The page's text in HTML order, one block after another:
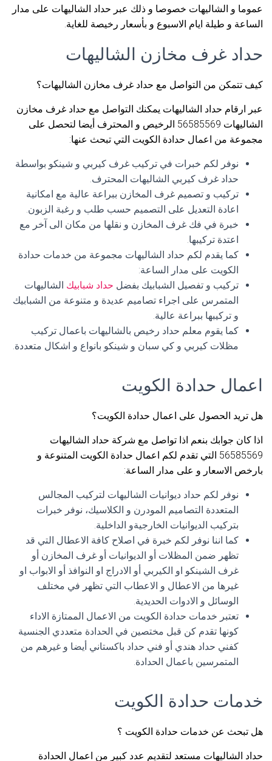
عموما و الشاليهات خصوصا و ذلك عبر حداد الشاليهات على مدار
الساعة و طيلة ايام الاسبوع و بأسعار رخيصة للغاية.
حداد غرف مخازن الشاليهات
كيف تتمكن من التواصل مع حداد غرف مخازن الشاليهات؟
عبر ارقام حداد الشاليهات يمكنك التواصل مع حداد غرف مخازن
الشاليهات 56585569 الرخيص و المحترف أيضا لتحصل على
مجموعة من اعمال حدادة الكويت التي تبحث عنها:
نوفر لكم خبرات في تركيب غرف كيربي و شينكو بواسطة
حداد غرف كيربي الشاليهات المحترف.
تركيب و تصميم غرف المخازن ببراعة عالية مع امكانية
اعادة التعديل على التصميم حسب طلب و رغبة الزبون.
خبرة في فك غرف المخازن و نقلها من مكان الى آخر مع
اعتدة تركيبها.
كما يقدم لكم حداد الشاليهات مجموعة من خدمات حدادة
الكويت على مدار الساعة:
تركيب و تفصيل الشبابيك بفضل حداد شبابيك الشاليهات
المتمرس على اجراء تصاميم عديدة و متنوعة من الشبابيك
و تركيبها ببراعة عالية.
كما يقوم معلم حداد رخيص بالشاليهات باعمال تركيب
مظلات كيربي و كي سبان و شينكو بانواع و اشكال متعددة.
اعمال حدادة الكويت
هل تريد الحصول على اعمال حدادة الكويت؟
اذا كان جوابك بنعم اذا تواصل مع شركة حداد الشاليهات
56585569 التي تقدم لكم اعمال حدادة الكويت المتنوعة و
بارخص الاسعار و على مدار الساعة:
نوفر لكم حداد ديوانيات الشاليهات لتركيب المجالس
المتعددة التصاميم المودرن و الكلاسيك، نوفر خبرات
بتركيب الديوانيات الخارجيةو الداخلية.
كما اننا نوفر لكم خبرة في اصلاح كافة الاعطال التي قد
تظهر ضمن المظلات أو الديوانيات أو غرف المخازن أو
غرف الشينكو او الكيربي أو الادراج او النوافذ أو الابواب او
غيرها من الاعطال و الاعطاب التي تظهر في مختلف
الوسائل و الادوات الحديدية.
تعتبر خدمات حدادة الكويت من الاعمال الممتازة الاداء
كونها تقدم كن قبل مختصين في الحدادة متعددي الجنسية
كفني حداد هندي أو فني حداد باكستاني أيضا و غيرهم من
المتمرسين باعمال الحدادة.
خدمات حدادة الكويت
هل تبحث عن خدمات حدادة الكويت ؟
حداد الشاليهات مستعد لتقديم عدد كبير من اعمال الحدادة